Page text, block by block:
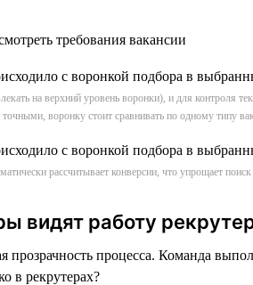
требования вакансии
на верхний уровень воронки), и для контроля
воронку стоит сравнивать по одному типу
рассчитывает конверсии, что упрощает
видят работу
процесса. Команда
в рекрутерах?